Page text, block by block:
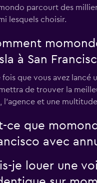
parcourt des
lesquels choisir.
à San
fois que vous avez lancé
de trouver la
l'agence et une
ce que
avec
je louer une